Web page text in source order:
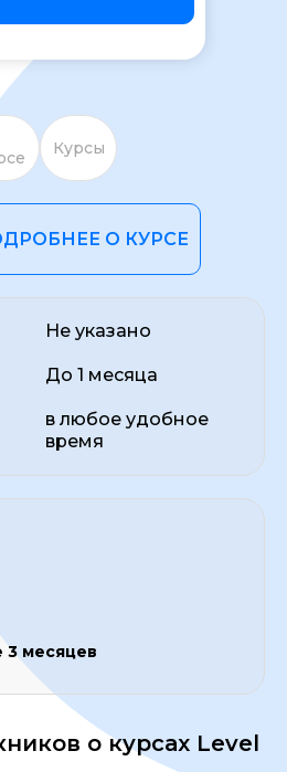
Курсы
О КУРСЕ
Не указано
До 1 месяца
в любое удобное
время
3 месяцев
о курсах Level